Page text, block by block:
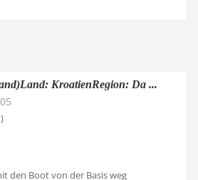
KroatienRegion: Da ...
den Boot von der Basis weg